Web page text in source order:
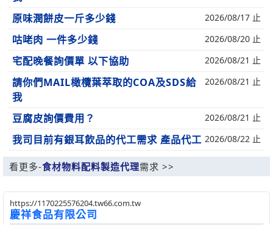
原味潤餅皮一斤多少錢 2026/08/17 止
咕咾肉 一件多少錢 2026/08/20 止
宅配晚餐詢價單 以下協助 2026/08/21 止
請你們MAIL橄欖葉萃取的COA及SDS給
我
2026/08/21 止
豆腐皮詢價費用？ 2026/08/21 止
我司目前有銀耳飲品的代工需求 產品代工 2026/08/22 止
看更多-食材物料配料製造代理需求 >>
https://1170225576204.tw66.com.tw
慶祥食品有限公司